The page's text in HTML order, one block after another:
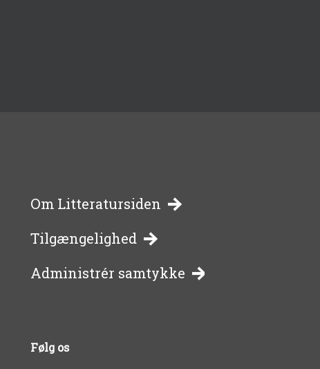
-
bibliotekernes
om
Om Litteratursiden
Tilgængelighed
Administrér samtykke
Følg os